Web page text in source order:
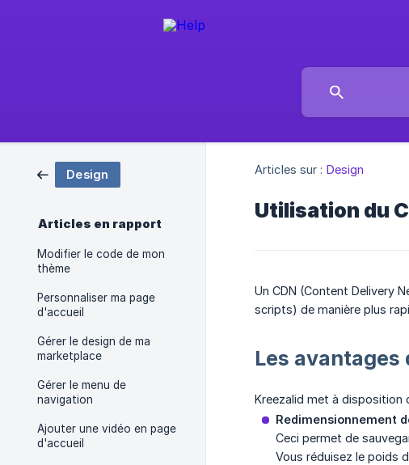
Design
Articles en rapport
Modifier le code de mon
thème
Personnaliser ma page
d'accueil
Gérer le design de ma
marketplace
Gérer le menu de
navigation
Ajouter une vidéo en page
d'accueil
Articles sur : Design
Utilisation du
Un CDN (Content Delivery
scripts) de manière plus
Les avantages
Kreezalid met à disposition
Redimensionnement
Ceci permet de
Vous réduisez le poids